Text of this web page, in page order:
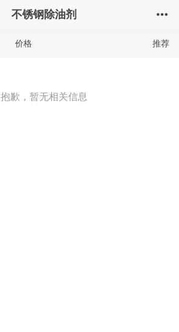
不锈钢除油剂
推荐
价格
抱歉，暂无相关信息